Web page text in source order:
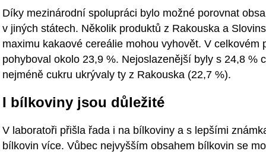
Díky mezinárodní spolupráci bylo možné porovnat
v jiných státech. Několik produktů z Rakouska a
maximu kakaové cereálie mohou vyhovět. V celkovém
pohyboval okolo 23,9 %. Nejoslazenější byly s 24,8 %
nejméně cukru ukrývaly ty z Rakouska (22,7 %).
I bílkoviny jsou důležité
V laboratoři přišla řada i na bílkoviny a s lepšími
bílkovin více. Vůbec nejvyšším obsahem bílkovin se